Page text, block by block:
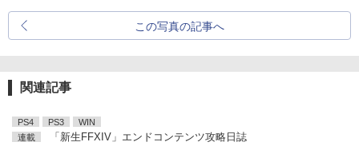
この写真の記事へ
関連記事
PS4 PS3
WIN
連載
「新生FFXIV」エンドコンテンツ攻略日誌